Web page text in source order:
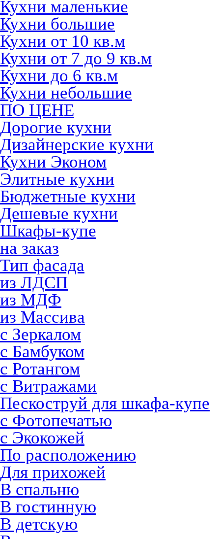
Кухни маленькие
Кухни большие
Кухни от 10 кв.м
Кухни от 7 до 9 кв.м
Кухни до 6 кв.м
Кухни небольшие
ПО ЦЕНЕ
Дорогие кухни
Дизайнерские кухни
Кухни Эконом
Элитные кухни
Бюджетные кухни
Дешевые кухни
Шкафы-купе
на заказ
Тип фасада
из ЛДСП
из МДФ
из Массива
с Зеркалом
с Бамбуком
с Ротангом
с Витражами
Пескоструй для шкафа-купе
с Фотопечатью
с Экокожей
По расположению
Для прихожей
В спальню
В гостинную
В детскую